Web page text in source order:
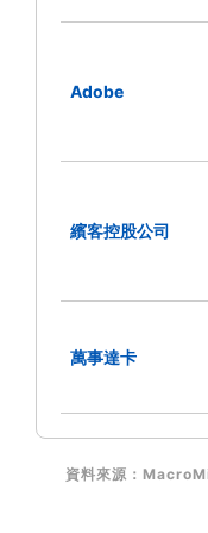
Adobe
繽客控股公司
萬事達卡
資料來源：